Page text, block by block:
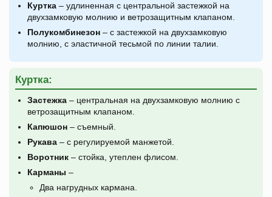
Куртка – удлиненная с центральной застежкой на
двухзамковую молнию и ветрозащитным клапаном.
Полукомбинезон – с застежкой на двухзамковую
молнию, с эластичной тесьмой по линии талии.
Куртка:
Застежка – центральная на двухзамковую молнию с
ветрозащитным клапаном.
Капюшон – съемный.
Рукава – с регулируемой манжетой.
Воротник – стойка, утеплен флисом.
Карманы –
Два нагрудных кармана.